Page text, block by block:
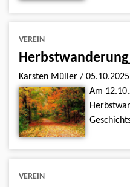
VEREIN
Karsten Müller / 05.10.2025
Am
VEREIN